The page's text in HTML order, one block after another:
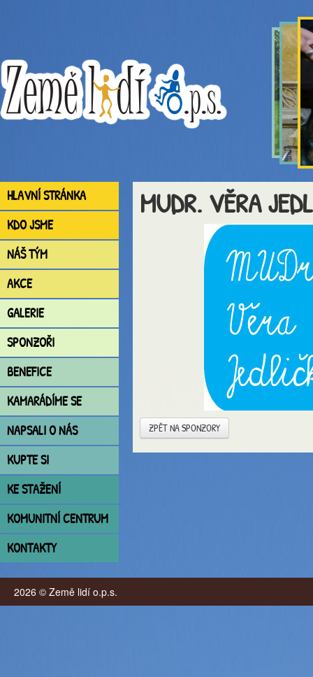
HLAVNÍ STRÁNKA
KDO JSME
NÁŠ TÝM
AKCE
GALERIE
SPONZOŘI
BENEFICE
KAMARÁDÍME SE
NAPSALI O NÁS
KUPTE SI
KE STAŽENÍ
KOMUNITNÍ CENTRUM
KONTAKTY
MUDR. VĚRA
ZPĚT NA SPONZORY
2026 © Země lidí o.p.s.